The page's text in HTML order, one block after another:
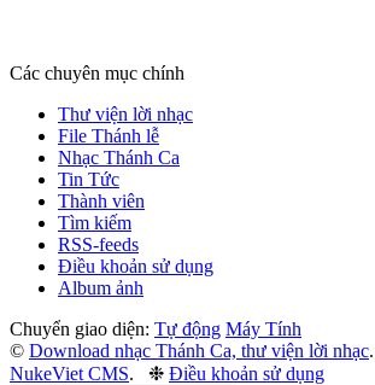
Các chuyên mục chính
Thư viện lời nhạc
File Thánh lễ
Nhạc Thánh Ca
Tin Tức
Thành viên
Tìm kiếm
RSS-feeds
Điều khoản sử dụng
Album ảnh
Chuyển giao diện: Tự động Máy Tính
© Download nhạc Thánh Ca, thư viện lời nhạc.
NukeViet CMS. ❉ Điều khoản sử dụng